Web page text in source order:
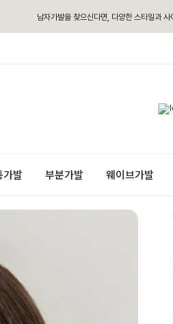
남자가발을 찾으신다면, 다양한 스타일과
가발 부분가발 웨이브가발